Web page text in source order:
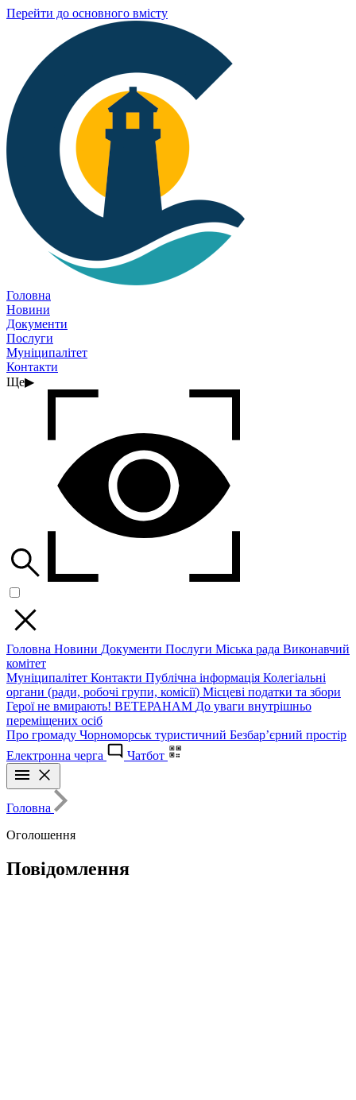
Перейти до основного вмісту
Головна
Новини
Документи
Послуги
Муніципалітет
Контакти
Ще▶
Головна Новини Документи Послуги Міська рада Виконавчий
комітет
Муніципалітет Контакти Публічна інформація Колегіальні
органи (ради, робочі групи, комісії) Місцеві податки та збори
Герої не вмирають! ВЕТЕРАНАМ До уваги внутрішньо
переміщених осіб
Про громаду Чорноморськ туристичний Безбар’єрний простір
Електронна черга
Чатбот
Головна
Оголошення
Повідомлення